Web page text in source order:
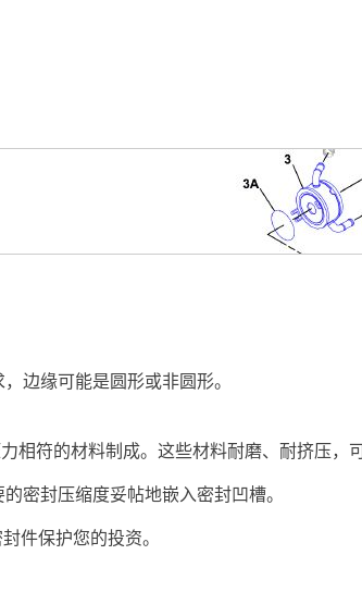
边缘可能是圆形或非圆形。
符的材料制成。这些材料耐磨、耐挤压，
密封压缩度妥帖地嵌入密封凹槽。
件保护您的投资。